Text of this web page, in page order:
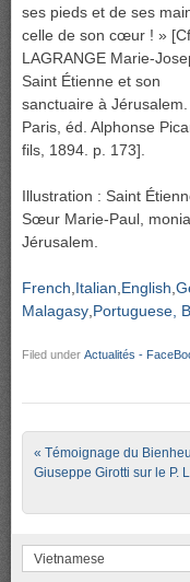
ses pieds et de ses
celle de son cœur ! »
LAGRANGE Marie-
Saint Étienne et son
sanctuaire à Jérusalem.
Paris, éd. Alphonse
fils, 1894. p. 173].
Illustration : Saint
Sœur Marie-Paul,
Jérusalem.
French Italian English
Malagasy Portuguese,
Filed under Actualités -
Post navigation
« Témoignage du
Giuseppe Girotti sur le P.
Vietnamese